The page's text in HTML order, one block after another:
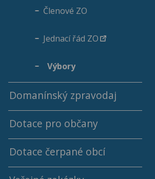
Členové ZO
Jednací řád ZO
Výbory
Domanínský zpravodaj
Archiv Domanínského zpravodaje
Dotace pro občany
Dotace čerpané obcí